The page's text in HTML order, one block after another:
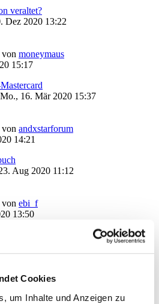
Cookies
um Inhalte und Anzeigen zu
veraltet?
Dez 2020 13:22
von moneymaus
15:17
Mo., 16. Mär 2020 15:37
von andxstarforum
14:21
Aug 2020 11:12
von ebi_f
13:50
von moneymaus